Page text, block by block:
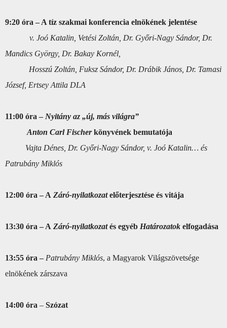
9:20 óra – A tíz szakmai konferencia elnökének jelentése
v. Joó Katalin, Vetési Zoltán, Dr. Győri-Nagy Sándor, Dr.
Mandics György, Dr. Bakay Kornél,
Hosszú Zoltán, Fuksz Sándor, Dr. Drábik János, Dr. Tamasi
József, Ertsey Attila DLA
11:00 óra – Nyitány az „új, más világra”
Anton Carl Fischerkönyvének bemutatója
Vajta Dénes, Dr. Győri-Nagy Sándor, v. Joó Katalin… és
Patrubány Miklós
12:00 óra – A Záró-nyilatkozatelőterjesztése és vitája
13:30 óra – A Záró-nyilatkozatés egyéb Határozatok elfogadása
13:55 óra – Patrubány Miklós, a Magyarok Világszövetsége
elnökének zárszava
14:00 óra – Szózat